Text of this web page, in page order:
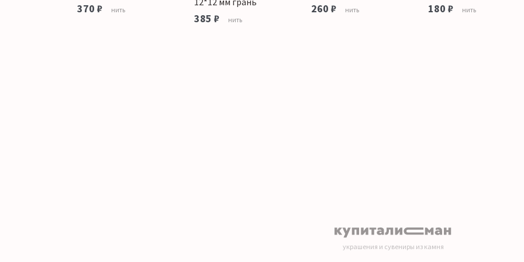
370 ₽ нить
385 ₽ нить
260 ₽ нить 180 ₽ нить
украшения и сувениры из камня